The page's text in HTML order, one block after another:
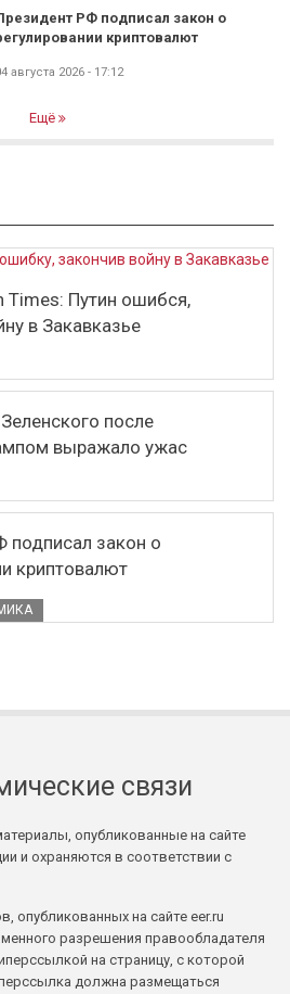
РФ подписал закон о
криптовалют
августа 2026 - 17:12
Ещё
Times: Путин ошибся,
в Закавказье
после
выражало ужас
подписал закон о
криптовалют
связи
опубликованные на сайте
и охраняются в соответствии с
опубликованных на сайте eer.ru
разрешения правообладателя
на страницу, с которой
должна размещаться